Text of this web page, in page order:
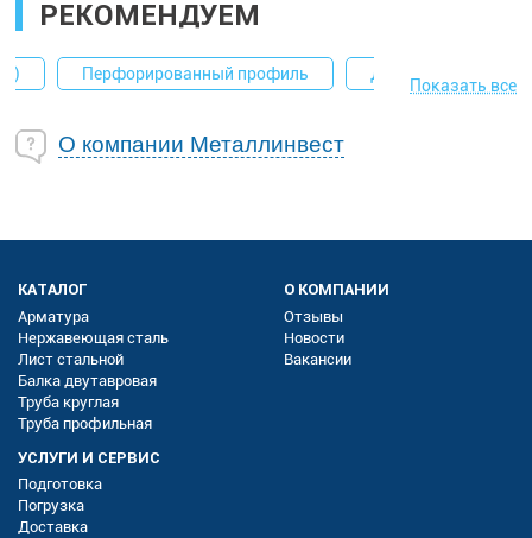
РЕКОМЕНДУЕМ
Перфорированный профиль Двутавр
Показать все
О компании Металлинвест
КАТАЛОГ
Арматура
Нержавеющая сталь
Лист стальной
Балка двутавровая
Труба круглая
Труба профильная
О КОМПАНИИ
Отзывы
Новости
Вакансии
УСЛУГИ И СЕРВИС
Подготовка
Погрузка
Доставка